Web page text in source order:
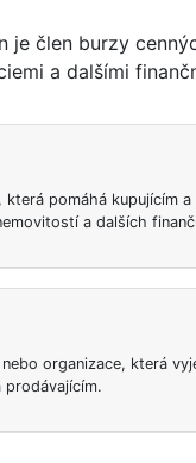
je člen burzy
a dalšími
která pomáhá kupujícím
a dalších
organizace, která
prodávajícím.